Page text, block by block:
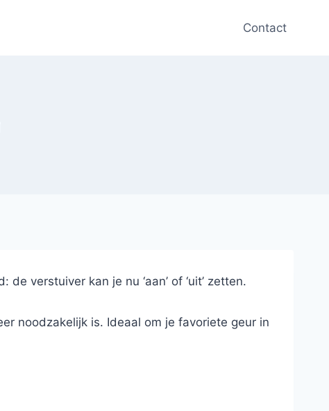
Contact
verstuiver kan je nu ‘aan’ of ‘uit’ zetten.
noodzakelijk is. Ideaal om je favoriete geur in